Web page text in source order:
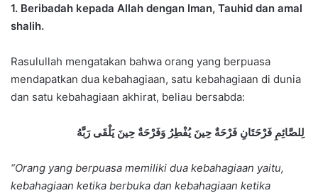
1. Beribadah kepada Allah dengan Iman, Tauhid dan amal
shalih.
Rasulullah mengatakan bahwa orang yang berpuasa
mendapatkan dua kebahagiaan, satu kebahagiaan di dunia
dan satu kebahagiaan akhirat, beliau bersabda:
“Orang yang berpuasa memiliki dua kebahagiaan yaitu,
kebahagiaan ketika berbuka dan kebahagiaan ketika